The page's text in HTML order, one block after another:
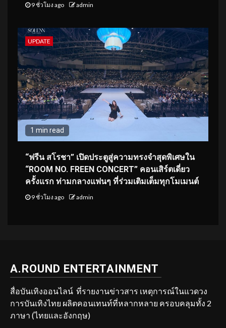
9 ชั่วโมง ago admin
UPDATE
1 min read
“ฟรีน สโรชา” เปิดประตูสู่ความทรงจำสุดพิเศษใน
“ROOM NO. FREEN CONCERT” คอนเสิร์ตเดี่ยว
ครั้งแรก ท่ามกลางแฟนๆ ที่ร่วมเติมเต็มทุกโมเมนต์
9 ชั่วโมง ago admin
A.ROUND ENTERTAINMENT
สื่อบันเทิงออนไลน์ ที่รายงานข่าวสาร เหตุการณ์ในแวดวง
การบันเทิงไทย ผลิตคอนเทนท์ที่หลากหลาย ครอบคลุมทั้ง 2
ภาษา (ไทยและอังกฤษ)